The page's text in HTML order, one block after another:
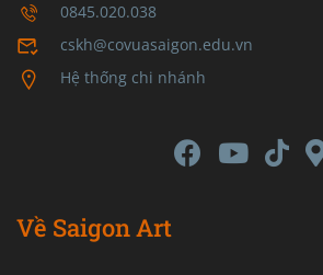
0845.020.038
cskh@covuasaigon.edu.vn
Hệ thống chi nhánh
Về Saigon Art